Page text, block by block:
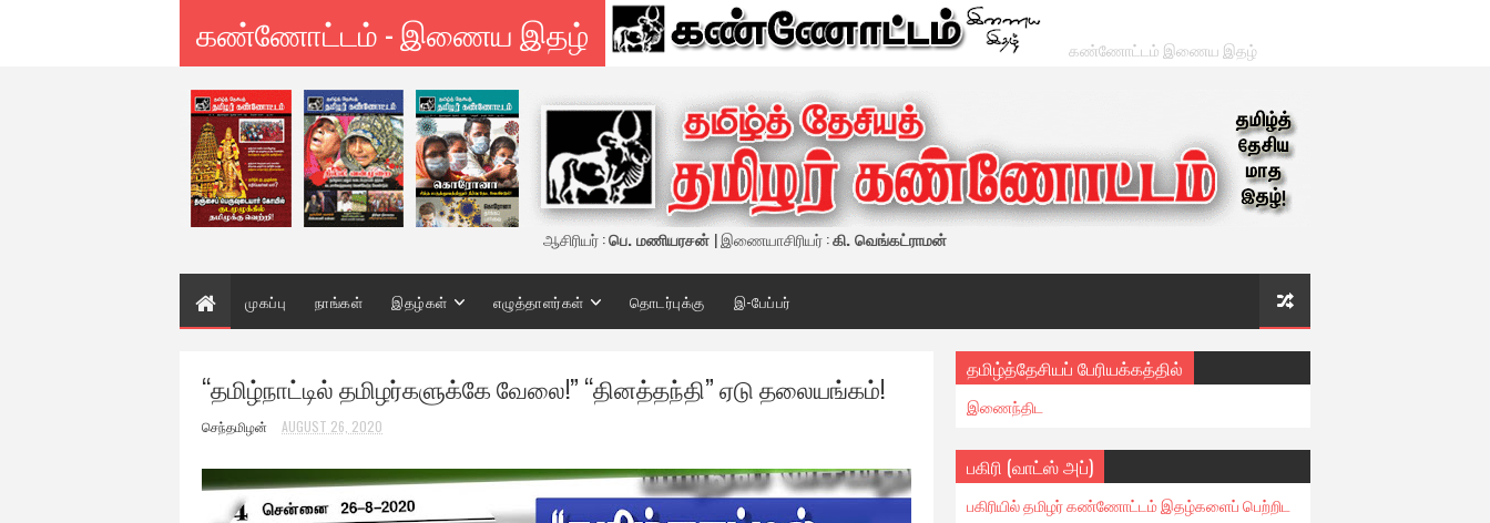
கண்ணோட்டம் - இணைய இதழ் கண்ணோட்டம் இணைய இதழ்
ஆசிரியர் :பெ. மணியரசன் | இணையாசிரியர் :கி. வெங்கட்ராமன்
முகப்பு நாங்கள் இதழ்கள் எழுத்தாளர்கள் தொடர்புக்கு இ-பேப்பர்
“தமிழ்நாட்டில் தமிழர்களுக்கே வேலை!” “தினத்தந்தி” ஏடு தலையங்கம்!
செந்தமிழன் AUGUST 26, 2020
தமிழ்த்தேசியப் பேரியக்கத்தில்
இணைந்திட
பகிரி (வாட்ஸ் அப்)
பகிரியில் தமிழர் கண்ணோட்டம் இதழ்களைப் பெற்றிட